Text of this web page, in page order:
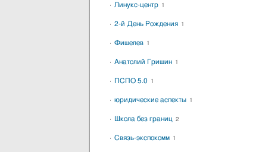
Линукс-центр 1
2-й День Рождения 1
Фишелев 1
Анатолий Гришин 1
ПСПО 5.0 1
юридические аспекты 1
Школа без границ 2
Связь-экспокомм 1